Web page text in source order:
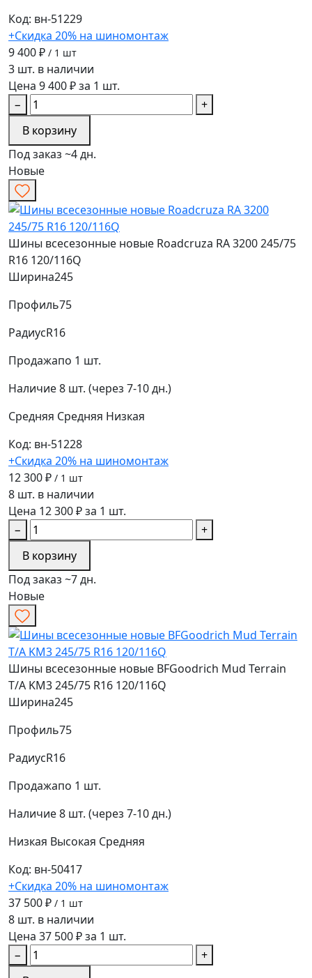
Код: вн-51229
+Скидка 20% на шиномонтаж
9 400 ₽ / 1 шт
3 шт. в наличии
Цена 9 400 ₽ за 1 шт.
−
+
В корзину
Под заказ ~4 дн.
Новые
Шины всесезонные новые Roadcruza RA 3200 245/75
R16 120/116Q
Ширина245
Профиль75
РадиусR16
Продажапо 1 шт.
Наличие8 шт. (через 7-10 дн.)
Средняя Средняя Низкая
Код: вн-51228
+Скидка 20% на шиномонтаж
12 300 ₽ / 1 шт
8 шт. в наличии
Цена 12 300 ₽ за 1 шт.
−
+
В корзину
Под заказ ~7 дн.
Новые
Шины всесезонные новые BFGoodrich Mud Terrain
T/A KM3 245/75 R16 120/116Q
Ширина245
Профиль75
РадиусR16
Продажапо 1 шт.
Наличие8 шт. (через 7-10 дн.)
Низкая Высокая Средняя
Код: вн-50417
+Скидка 20% на шиномонтаж
37 500 ₽ / 1 шт
8 шт. в наличии
Цена 37 500 ₽ за 1 шт.
−
+